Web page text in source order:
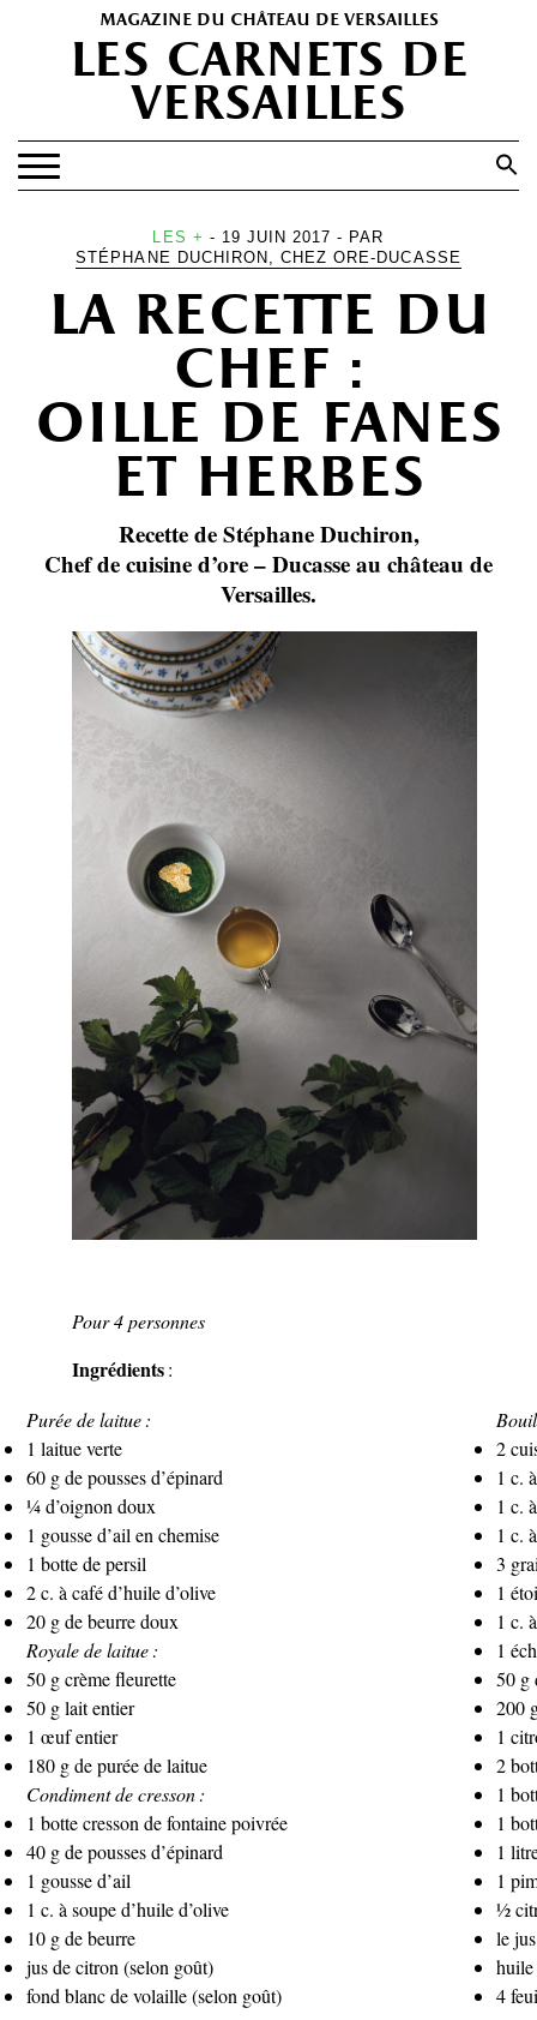
magazine du château de versailles
les carnets de
versailles
Search Button
EXPOSITIONS
PATRIMOINE
SPECTACLES
PORTFOLIOS
HISTOIRE(S)
LES +
ABONNEMENT GRATUIT AU MAGAZINE
LES + - 19 JUIN 2017 - PAR
STÉPHANE DUCHIRON, CHEZ ORE-DUCASSE
la recette du
chef :
oille de fanes
et herbes
Recette de Stéphane Duchiron,
Chef de cuisine d’ore – Ducasse au château de
Versailles.
Pour 4 personnes
Ingrédients:
Purée de laitue :
1 laitue verte
60 g de pousses d’épinard
¼ d’oignon doux
1 gousse d’ail en chemise
1 botte de persil
2 c. à café d’huile d’olive
20 g de beurre doux
Royale de laitue :
50 g crème fleurette
50 g lait entier
1 œuf entier
180 g de purée de laitue
Condiment de cresson :
1 botte cresson de fontaine poivrée
40 g de pousses d’épinard
1 gousse d’ail
1 c. à soupe d’huile d’olive
10 g de beurre
jus de citron (selon goût)
fond blanc de volaille (selon goût)
2
1 c.
1 c.
1 c.
3
1
1 c.
1
50 g
200
1
2
1
1
1
1
½
le
huile
4